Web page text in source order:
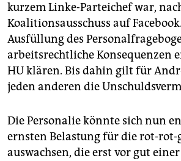
kurzem Linke-Parteichef war,
Koalitionsausschuss auf
Ausfüllung des
arbeitsrechtliche Konsequenzen
HU klären. Bis dahin gilt für
jeden anderen die
Die Personalie könnte sich nun
ernsten Belastung für die rot-
auswachsen, die erst vor gut